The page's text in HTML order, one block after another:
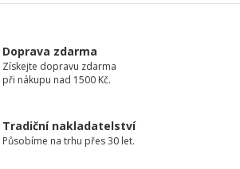
Doprava zdarma
Získejte dopravu zdarma
při nákupu nad 1500 Kč.
Tradiční nakladatelství
Působíme na trhu přes 30 let.